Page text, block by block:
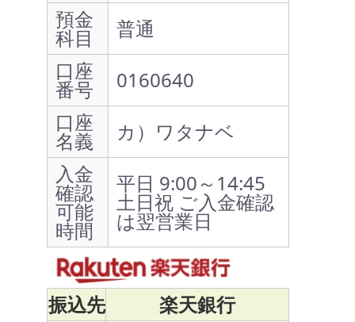
預金
科目
普通
口座
番号
0160640
口座
名義
カ）ワタナベ
入金
確認
可能
時間
平日 9:00～14:45
土日祝 ご入金確認
は翌営業日
振込先 楽天銀行